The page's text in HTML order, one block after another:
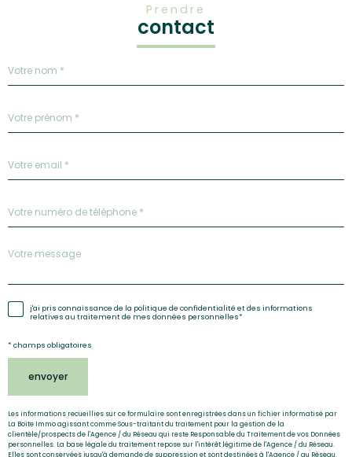
Prendre
contact
e
n
e
i
e
z
o
s
o
o
r
o
n
é
e
*
*
*
*
Message
*
Validation
j'ai pris connaissance de la politique de confidentialité et des informations
relatives au traitement de mes données personnelles*
* champs obligatoires
envoyer
Les informations recueillies sur ce formulaire sont enregistrées dans un fichier informatisé par
La Boite Immo agissant comme Sous-traitant du traitement pour la gestion de la
clientèle/prospects de l'Agence / du Réseau qui reste Responsable du Traitement de vos Données
personnelles. La base légale du traitement repose sur l'intérêt légitime de l'Agence / du Réseau.
Elles sont conservées jusqu'à demande de suppression et sont destinées à l'Agence / au Réseau.